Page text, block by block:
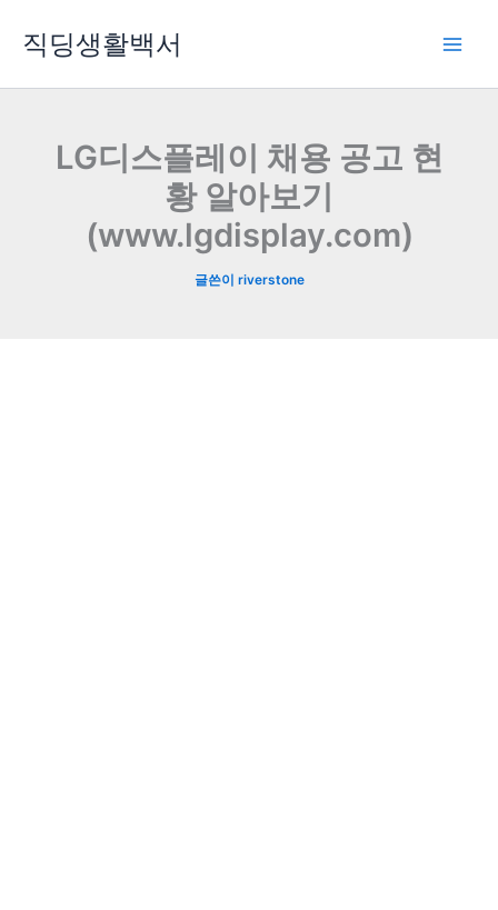
로
직딩생활백서
LG디스플레이 채용 공고 현
황 알아보기
(www.lgdisplay.com)
글쓴이 riverstone